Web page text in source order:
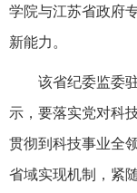
学院与江苏省政府
新能力。
该省纪委监委
示，要落实党对科
贯彻到科技事业全
省域实现机制，紧